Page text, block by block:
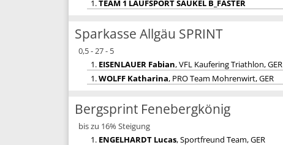
1.TEAM 1 LAUFSPORT SAUKEL B_FASTER
Sparkasse Allgäu SPRINT
0,5 - 27 - 5
1. EISENLAUER Fabian, VFL Kaufering Triathlon, GER
1.WOLFF Katharina, PRO Team Mohrenwirt, GER
Bergsprint Fenebergkönig
bis zu 16% Steigung
1. ENGELHARDT Lucas, Sportfreund Team, GER